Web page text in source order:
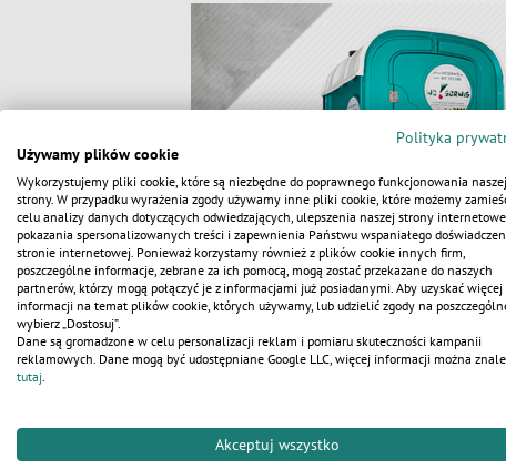
Adres
Polityka
Używamy plików cookie
Wykorzystujemy pliki cookie, które są niezbędne do poprawnego funkcjonowania naszej
strony. W przypadku wyrażenia zgody używamy inne pliki cookie, które możemy
celu analizy danych dotyczących odwiedzających, ulepszenia naszej strony
pokazania spersonalizowanych treści i zapewnienia Państwu wspaniałego
stronie internetowej. Ponieważ korzystamy również z plików cookie innych firm,
poszczególne informacje, zebrane za ich pomocą, mogą zostać przekazane do naszych
partnerów, którzy mogą połączyć je z informacjami już posiadanymi. Aby uzyskać więcej
informacji na temat plików cookie, których używamy, lub udzielić zgody na
wybierz „Dostosuj”.
Dane są gromadzone w celu personalizacji reklam i pomiaru skuteczności kampanii
reklamowych. Dane mogą być udostępniane Google LLC, więcej informacji można
tutaj.
Akceptuj wszystko